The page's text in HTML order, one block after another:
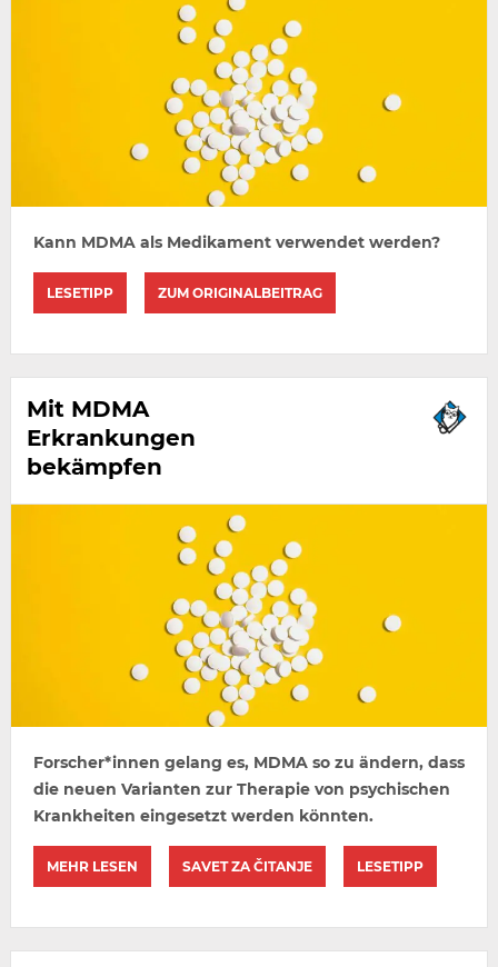
Kann MDMA als Medikament verwendet werden?
LESETIPP ZUM ORIGINALBEITRAG
Mit MDMA
Erkrankungen
bekämpfen
Forscher*innen gelang es, MDMA so zu ändern, dass
die neuen Varianten zur Therapie von psychischen
Krankheiten eingesetzt werden könnten.
MEHR LESEN SAVET ZA ČITANJE LESETIPP